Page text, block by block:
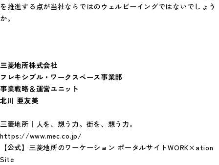
を推進する点が当社ならではのウェルビーイングではないでしょう
か。
三菱地所株式会社
フレキシブル・ワークスペース事業部
事業戦略＆運営ユニット
北川 亜友美
三菱地所｜人を、想う力。街を、想う力。
https://www.mec.co.jp/
【公式】三菱地所のワーケーション ポータルサイトWORK×ation
Site